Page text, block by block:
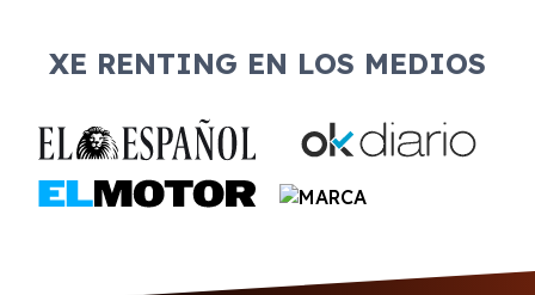
XE RENTING EN LOS MEDIOS